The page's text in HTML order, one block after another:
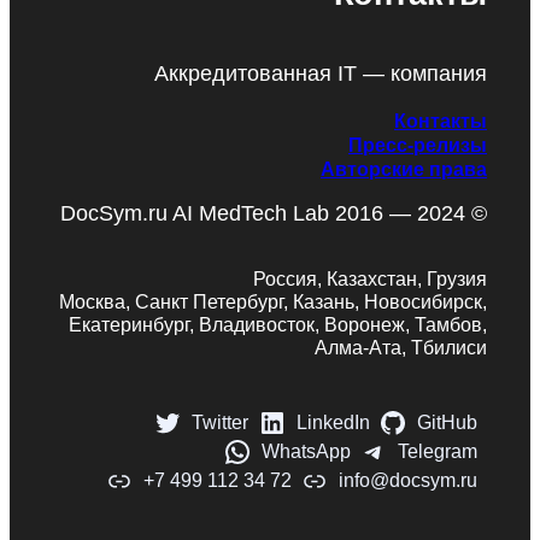
Аккредитованная IT — компания
Контакты
Пресс-релизы
Авторские права
DocSym.ru AI MedTech Lab 2016 — 2024 ©
Россия, Казахстан, Грузия
Москва, Санкт Петербург, Казань, Новосибирск,
Екатеринбург, Владивосток, Воронеж, Тамбов,
Алма-Ата, Тбилиси
Twitter LinkedIn
GitHub
WhatsApp
Telegram
+7 499 112 34 72
info@docsym.ru